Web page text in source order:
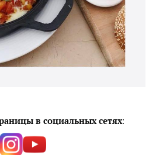
в социальных сетях: